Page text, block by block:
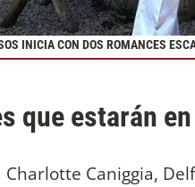
INICIA CON DOS ROMANCES
que estarán
Caniggia,